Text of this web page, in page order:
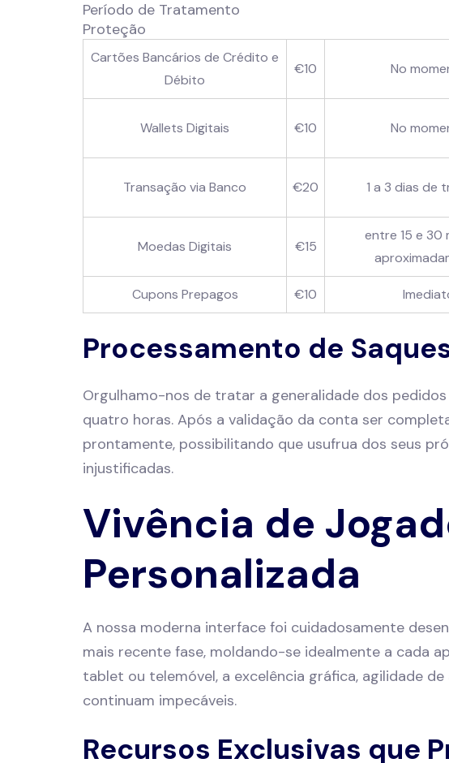
Período de Tratamento
Proteção
Cartões Bancários de Crédito e
Débito
€10 No
Wallets Digitais €10 No
Transação via Banco €20 1 a 3 dias de
Moedas Digitais €15
entre 15 e 30
Cupons Prepagos €10
Processamento de
Orgulhamo-nos de tratar a generalidade dos
quatro horas. Após a validação da conta ser
prontamente, possibilitando que usufrua dos seus
injustificadas.
Vivência de
Personalizada
A nossa moderna interface foi cuidadosamente
mais recente fase, moldando-se idealmente a cada
tablet ou telemóvel, a excelência gráfica, agilidade
continuam impecáveis.
Recursos Exclusivas que